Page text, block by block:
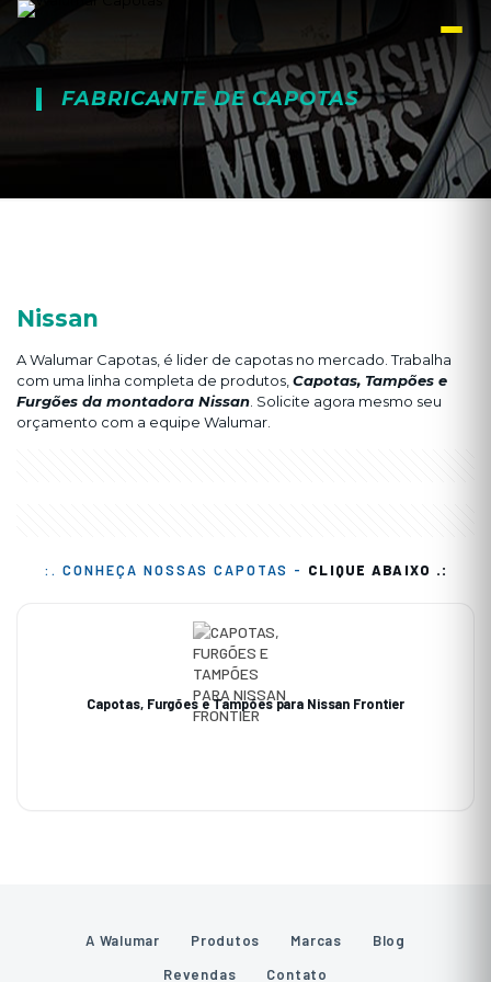
FABRICANTE DE CAPOTAS
Nissan
A Walumar Capotas, é lider de capotas no mercado. Trabalha
com uma linha completa de produtos, Capotas, Tampões e
Furgões da montadora Nissan . Solicite agora mesmo seu
orçamento com a equipe Walumar.
:. CONHEÇA NOSSAS CAPOTAS - CLIQUE ABAIXO .:
Capotas, Furgões e Tampões para Nissan Frontier
A Walumar Produtos Marcas
Blog
Revendas
Contato